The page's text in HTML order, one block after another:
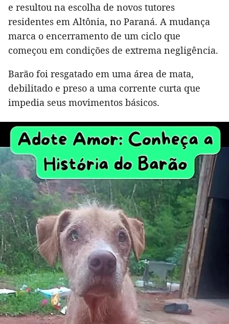
e resultou na escolha de novos tutores
residentes em Altônia, no Paraná. A mudança
marca o encerramento de um ciclo que
começou em condições de extrema negligência.
Barão foi resgatado em uma área de mata,
debilitado e preso a uma corrente curta que
impedia seus movimentos básicos.